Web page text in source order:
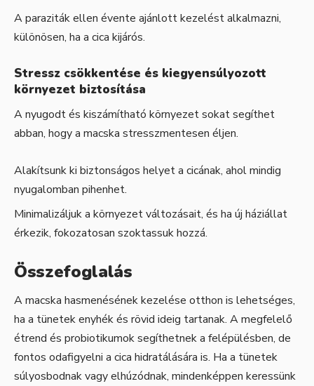
A paraziták ellen évente ajánlott kezelést alkalmazni,
különösen, ha a cica kijárós.
Stressz csökkentése és kiegyensúlyozott
környezet biztosítása
A nyugodt és kiszámítható környezet sokat segíthet
abban, hogy a macska stresszmentesen éljen.
Alakítsunk ki biztonságos helyet a cicának, ahol mindig
nyugalomban pihenhet.
Minimalizáljuk a környezet változásait, és ha új háziállat
érkezik, fokozatosan szoktassuk hozzá.
Összefoglalás
A macska hasmenésének kezelése otthon is lehetséges,
ha a tünetek enyhék és rövid ideig tartanak. A megfelelő
étrend és probiotikumok segíthetnek a felépülésben, de
fontos odafigyelni a cica hidratálására is. Ha a tünetek
súlyosbodnak vagy elhúzódnak, mindenképpen keressünk